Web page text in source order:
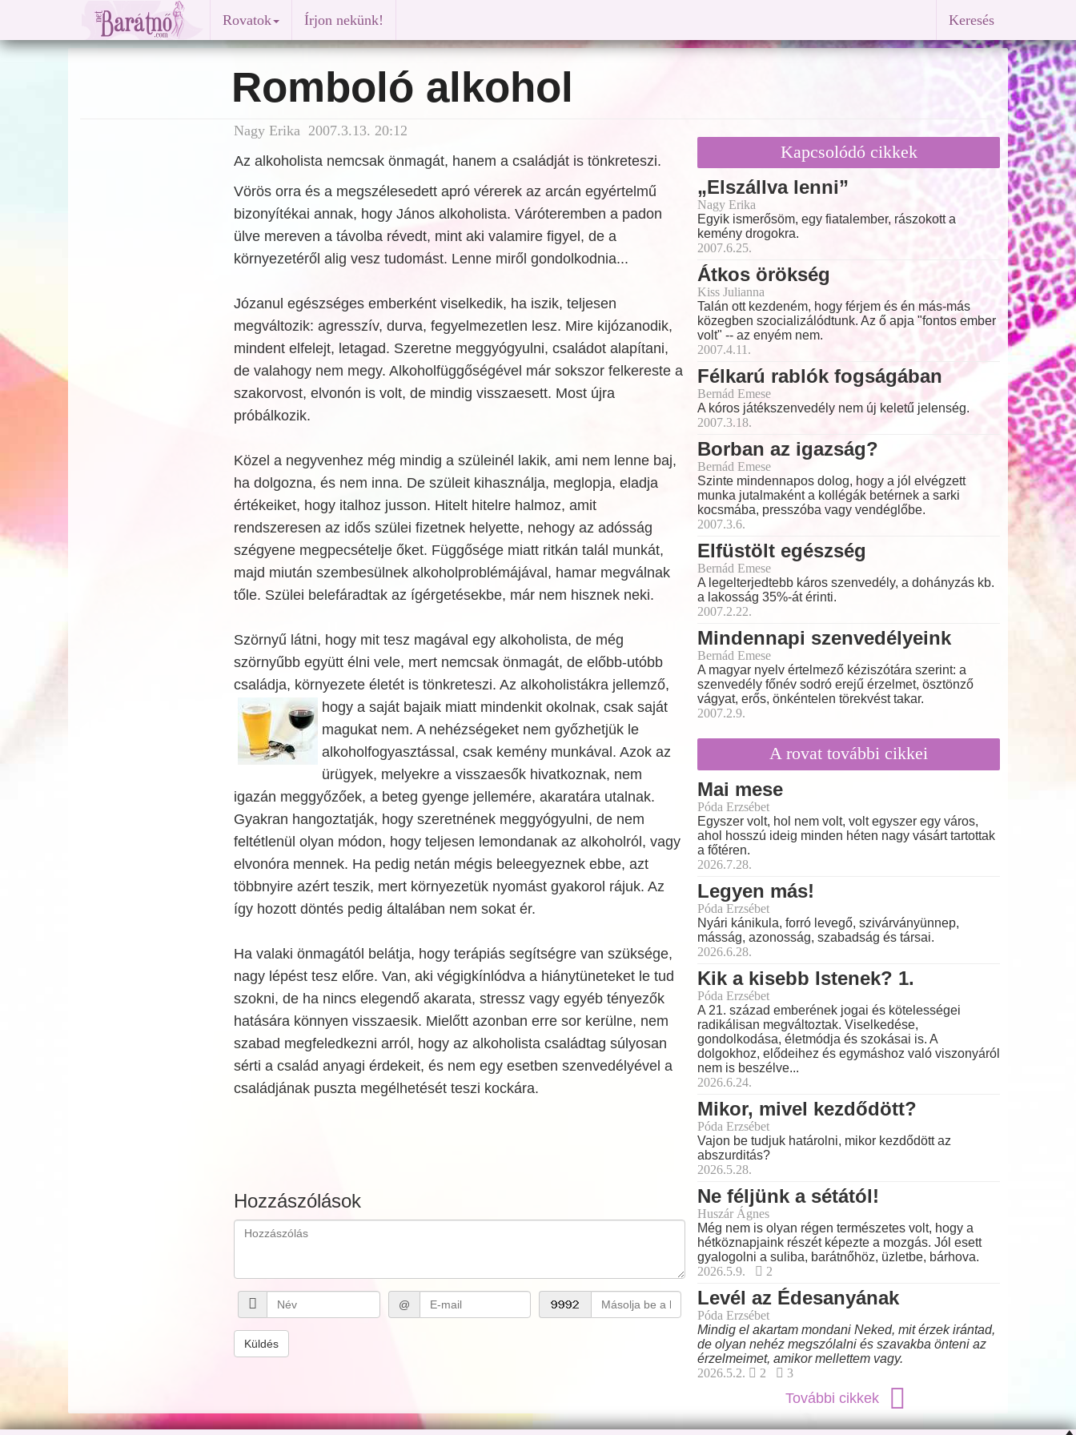
Rovatok Írjon nekünk! Keresés
Romboló alkohol
Nagy Erika 2007.3.13. 20:12
Az alkoholista nemcsak önmagát, hanem a családját is tönkreteszi.
Vörös orra és a megszélesedett apró vérerek az arcán egyértelmű
bizonyítékai annak, hogy János alkoholista. Váróteremben a padon
ülve mereven a távolba révedt, mint aki valamire figyel, de a
környezetéről alig vesz tudomást. Lenne miről gondolkodnia...
Józanul egészséges emberként viselkedik, ha iszik, teljesen
megváltozik: agresszív, durva, fegyelmezetlen lesz. Mire kijózanodik,
mindent elfelejt, letagad. Szeretne meggyógyulni, családot alapítani,
de valahogy nem megy. Alkoholfüggőségével már sokszor felkereste a
szakorvost, elvonón is volt, de mindig visszaesett. Most újra
próbálkozik.
Közel a negyvenhez még mindig a szüleinél lakik, ami nem lenne baj,
ha dolgozna, és nem inna. De szüleit kihasználja, meglopja, eladja
értékeiket, hogy italhoz jusson. Hitelt hitelre halmoz, amit
rendszeresen az idős szülei fizetnek helyette, nehogy az adósság
szégyene megpecsételje őket. Függősége miatt ritkán talál munkát,
majd miután szembesülnek alkoholproblémájával, hamar megválnak
tőle. Szülei belefáradtak az ígérgetésekbe, már nem hisznek neki.
Szörnyű látni, hogy mit tesz magával egy alkoholista, de még
szörnyűbb együtt élni vele, mert nemcsak önmagát, de előbb-utóbb
családja, környezete életét is tönkreteszi. Az alkoholistákra jellemző,
hogy a saját bajaik miatt mindenkit okolnak, csak saját
magukat nem. A nehézségeket nem győzhetjük le
alkoholfogyasztással, csak kemény munkával. Azok az
ürügyek, melyekre a visszaesők hivatkoznak, nem
igazán meggyőzőek, a beteg gyenge jellemére, akaratára utalnak.
Gyakran hangoztatják, hogy szeretnének meggyógyulni, de nem
feltétlenül olyan módon, hogy teljesen lemondanak az alkoholról, vagy
elvonóra mennek. Ha pedig netán mégis beleegyeznek ebbe, azt
többnyire azért teszik, mert környezetük nyomást gyakorol rájuk. Az
így hozott döntés pedig általában nem sokat ér.
Ha valaki önmagától belátja, hogy terápiás segítségre van szüksége,
nagy lépést tesz előre. Van, aki végigkínlódva a hiánytüneteket le tud
szokni, de ha nincs elegendő akarata, stressz vagy egyéb tényezők
hatására könnyen visszaesik. Mielőtt azonban erre sor kerülne, nem
szabad megfeledkezni arról, hogy az alkoholista családtag súlyosan
sérti a család anyagi érdekeit, és nem egy esetben szenvedélyével a
családjának puszta megélhetését teszi kockára.
Hozzászólások
@
Küldés
Kapcsolódó cikkek
„Elszállva lenni”
Nagy Erika
Egyik ismerősöm, egy fiatalember, rászokott a
kemény drogokra.
2007.6.25.
Átkos örökség
Kiss Julianna
Talán ott kezdeném, hogy férjem és én más-más
közegben szocializálódtunk. Az ő apja "fontos ember
volt" -- az enyém nem.
2007.4.11.
Félkarú rablók fogságában
Bernád Emese
A kóros játékszenvedély nem új keletű jelenség.
2007.3.18.
Borban az igazság?
Bernád Emese
Szinte mindennapos dolog, hogy a jól elvégzett
munka jutalmaként a kollégák betérnek a sarki
kocsmába, presszóba vagy vendéglőbe.
2007.3.6.
Elfüstölt egészség
Bernád Emese
A legelterjedtebb káros szenvedély, a dohányzás kb.
a lakosság 35%-át érinti.
2007.2.22.
Mindennapi szenvedélyeink
Bernád Emese
A magyar nyelv értelmező kéziszótára szerint: a
szenvedély főnév sodró erejű érzelmet, ösztönző
vágyat, erős, önkéntelen törekvést takar.
2007.2.9.
A rovat további cikkei
Mai mese
Póda Erzsébet
Egyszer volt, hol nem volt, volt egyszer egy város,
ahol hosszú ideig minden héten nagy vásárt tartottak
a főtéren.
2026.7.28.
Legyen más!
Póda Erzsébet
Nyári kánikula, forró levegő, szivárványünnep,
másság, azonosság, szabadság és társai.
2026.6.28.
Kik a kisebb Istenek? 1.
Póda Erzsébet
A 21. század emberének jogai és kötelességei
radikálisan megváltoztak. Viselkedése,
gondolkodása, életmódja és szokásai is. A
dolgokhoz, elődeihez és egymáshoz való viszonyáról
nem is beszélve...
2026.6.24.
Mikor, mivel kezdődött?
Póda Erzsébet
Vajon be tudjuk határolni, mikor kezdődött az
abszurditás?
2026.5.28.
Ne féljünk a sétától!
Huszár Ágnes
Még nem is olyan régen természetes volt, hogy a
hétköznapjaink részét képezte a mozgás. Jól esett
gyalogolni a suliba, barátnőhöz, üzletbe, bárhova.
2026.5.9.
2
Levél az Édesanyának
Póda Erzsébet
Mindig el akartam mondani Neked, mit érzek irántad,
de olyan nehéz megszólalni és szavakba önteni az
érzelmeimet, amikor mellettem vagy.
2026.5.2.
2 3
További cikkek